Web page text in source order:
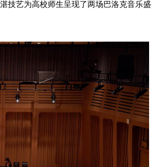
技艺为高校师生呈现了两场巴洛克音乐盛